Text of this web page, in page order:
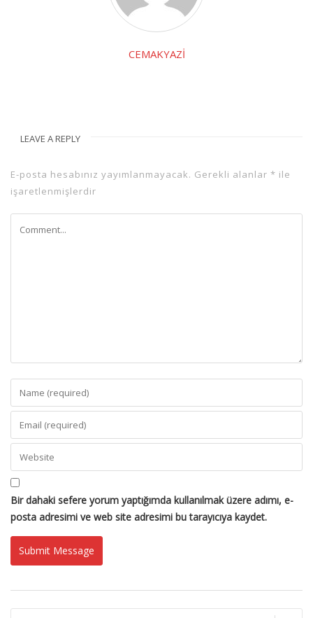
CEMAKYAZI
LEAVE A REPLY
E-posta hesabınız yayımlanmayacak. Gerekli alanlar * ile
işaretlenmişlerdir
Bir dahaki sefere yorum yaptığımda kullanılmak üzere adımı, e-
posta adresimi ve web site adresimi bu tarayıcıya kaydet.